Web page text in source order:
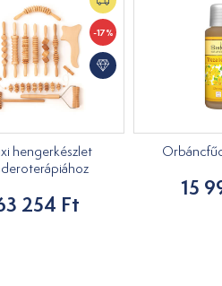
-17%
hengerkészlet
254 Ft
15